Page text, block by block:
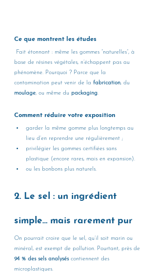
Ce que montrent les études
base de résines végétales, n’échappent pas au
phénomène. Pourquoi ? Parce que la
contamination peut venir de la fabrication, du
moulage, ou même du packaging.
Comment réduire votre exposition
garder la même gomme plus longtemps au
lieu d’en reprendre une régulièrement ;
privilégier les gommes certifiées sans
plastique (encore rares, mais en expansion).
ou les bonbons plus naturels.
2. Le sel : un ingrédient
simple… mais rarement pur
On pourrait croire que le sel, qu’il soit marin ou
minéral, est exempt de pollution. Pourtant, près de
94 % des sels analysés contiennent des
microplastiques.